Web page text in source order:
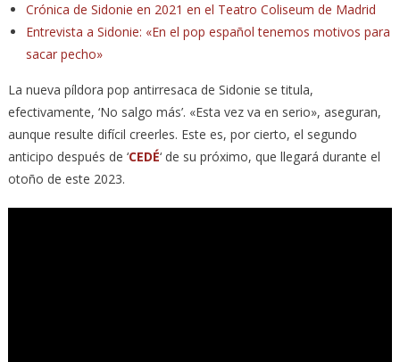
Crónica de Sidonie en 2021 en el Teatro Coliseum de Madrid
Entrevista a Sidonie: «En el pop español tenemos motivos para
sacar pecho»
La nueva píldora pop antirresaca de Sidonie se titula,
efectivamente, ‘No salgo más’. «Esta vez va en serio», aseguran,
aunque resulte difícil creerles. Este es, por cierto, el segundo
anticipo después de ‘CEDÉ‘ de su próximo, que llegará durante el
otoño de este 2023.